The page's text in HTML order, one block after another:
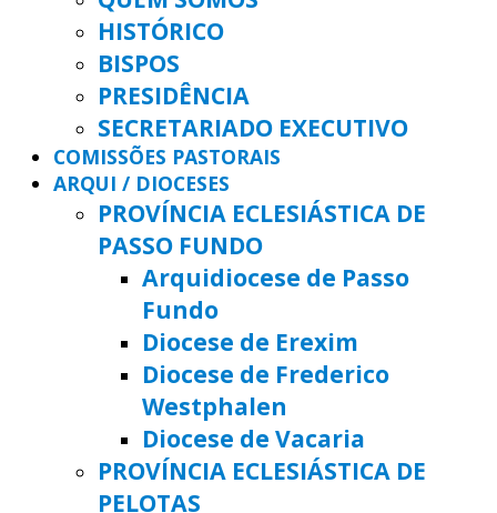
HISTÓRICO
BISPOS
PRESIDÊNCIA
SECRETARIADO EXECUTIVO
COMISSÕES PASTORAIS
ARQUI / DIOCESES
PROVÍNCIA ECLESIÁSTICA DE
PASSO FUNDO
Arquidiocese de Passo
Fundo
Diocese de Erexim
Diocese de Frederico
Westphalen
Diocese de Vacaria
PROVÍNCIA ECLESIÁSTICA DE
PELOTAS